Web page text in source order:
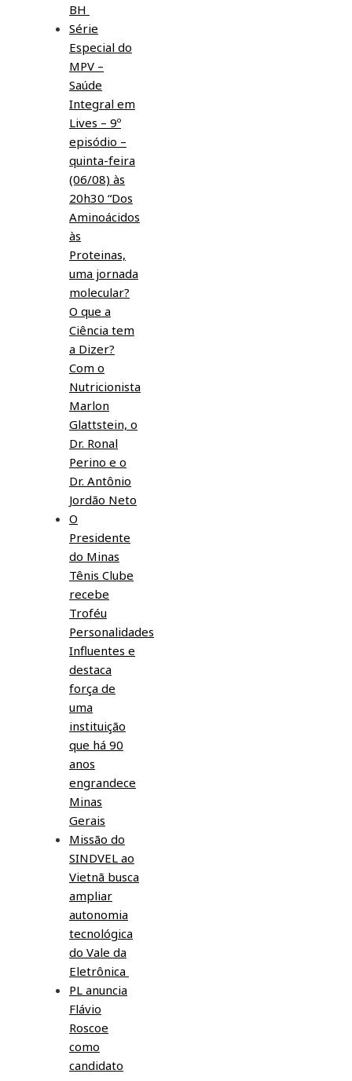
BH
Série
Especial do
MPV –
Saúde
Integral em
Lives – 9º
episódio –
quinta-feira
(06/08) às
20h30 “Dos
Aminoácidos
às
Proteinas,
uma jornada
molecular?
O que a
Ciência tem
a Dizer?
Com o
Nutricionista
Marlon
Glattstein, o
Dr. Ronal
Perino e o
Dr. Antônio
Jordão Neto
O
Presidente
do Minas
Tênis Clube
recebe
Troféu
Personalidades
Influentes e
destaca
força de
uma
instituição
que há 90
anos
engrandece
Minas
Gerais
Missão do
SINDVEL ao
Vietnã busca
ampliar
autonomia
tecnológica
do Vale da
Eletrônica
PL anuncia
Flávio
Roscoe
como
candidato